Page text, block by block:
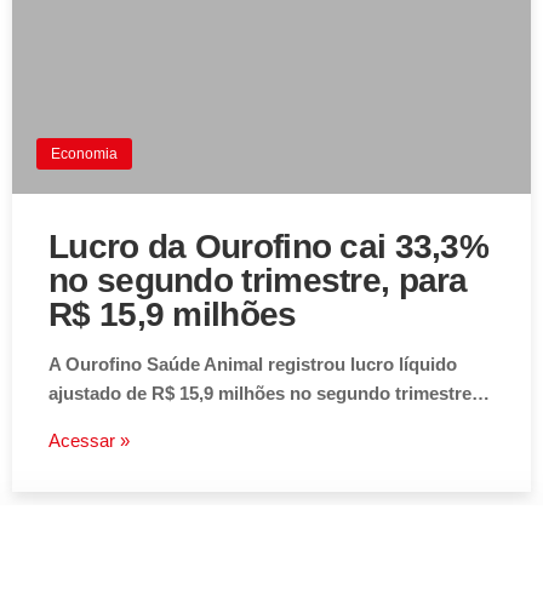
Economia
Lucro da Ourofino cai 33,3%
no segundo trimestre, para
R$ 15,9 milhões
A Ourofino Saúde Animal registrou lucro líquido
ajustado de R$ 15,9 milhões no segundo trimestre…
Acessar »